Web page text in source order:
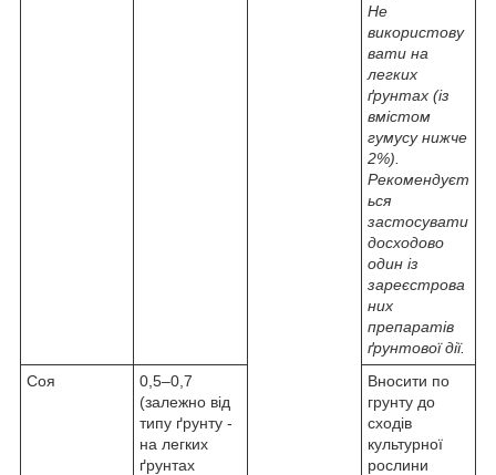
Не
використову
вати на
легких
ґрунтах (із
вмістом
гумусу нижче
2%).
Рекомендуєт
ься
застосувати
досходово
один із
зареєстрова
них
препаратів
ґрунтової дії.
Соя
0,5–0,7
(залежно від
типу ґрунту -
на легких
ґрунтах
Вносити по
грунту до
сходів
культурної
рослини